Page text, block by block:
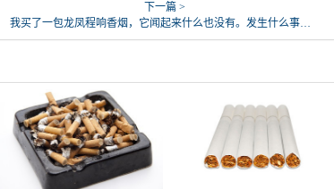
下一篇 >
我买了一包龙凤程响香烟，它闻起来什么也没有。发生什么事了？